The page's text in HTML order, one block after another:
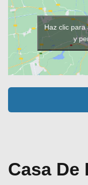
Haz clic para
y
Casa De